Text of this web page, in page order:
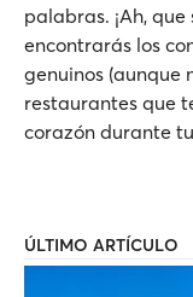
palabras. ¡Ah,
encontrarás los
genuinos (aunque
restaurantes que
corazón durante
ÚLTIMO ARTÍCULO